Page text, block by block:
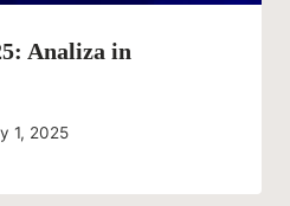
Analiza in
1, 2025